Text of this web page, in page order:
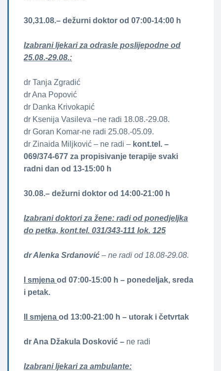
30,31.08.– dežurni doktor od 07:00-14:00 h
Izabrani ljekari za odrasle poslijepodne od
25.08.-29.08.:
dr Tanja Zgradić
dr Ana Popović
dr Danka Krivokapić
dr Ksenija Vasileva –ne radi 18.08.-29.08.
dr Goran Komar-ne radi 25.08.-05.09.
dr Zinaida Miljković – ne radi – kont.tel. –
069/374-677 za propisivanje terapije svaki
radni dan od 13-15:00 h
30.08.– dežurni doktor od 14:00-21:00 h
Izabrani doktori za žene­­: radi od ponedjeljka
do petka, kont.tel. 031/343-111 lok. 125
dr Alenka Srdanović – ne radi od 18.08-29.08.
I smjena od 07:00-15:00 h – ponedeljak, sreda
i petak.
II smjena od 13:00-21:00 h – utorak i četvrtak
dr Ana Džakula Dosković – ne radi
Izabrani ljekari za ambulante: